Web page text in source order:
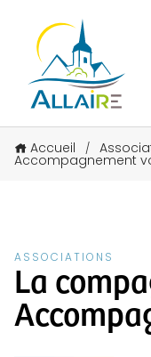
Accueil /
Accompagnement
ASSOCIATIONS
La